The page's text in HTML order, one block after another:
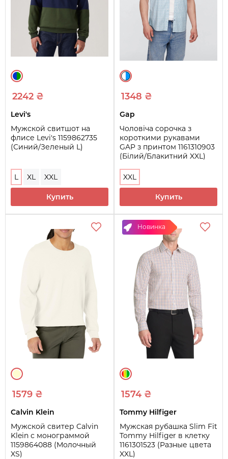
2242 ₴
Levi's
Мужской свитшот на
флисе Levi's 1159862735
(Синий/Зеленый L)
L XL XXL
Купить
1348 ₴
Gap
Чоловіча сорочка з
короткими рукавами
GAP з принтом 1161310903
(Білий/Блакитний XXL)
XXL
Купить
1579 ₴
Calvin Klein
Мужской свитер Calvin
Klein с монограммой
1159864088 (Молочный
XS)
Новинка
1574 ₴
Tommy Hilfiger
Мужская рубашка Slim Fit
Tommy Hilfiger в клетку
1161301523 (Разные цвета
XXL)